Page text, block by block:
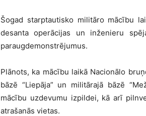
Šogad starptautisko militāro mācību
desanta operācijas un inženieru
paraugdemonstrējumus.
Plānots, ka mācību laikā Nacionālo
bāzē “Liepāja” un militārajā bāzē
mācību uzdevumu izpildei, kā arī
atrašanās vietas.